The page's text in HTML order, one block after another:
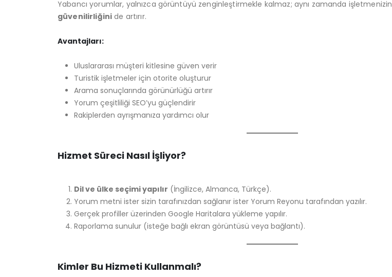
Yabancı yorumlar, yalnızca görüntüyü zenginleştirmekle kalmaz; aynı zamanda işletmenizin
güvenilirliğini de artırır.
Avantajları:
Uluslararası müşteri kitlesine güven verir
Turistik işletmeler için otorite oluşturur
Arama sonuçlarında görünürlüğü artırır
Yorum çeşitliliği SEO’yu güçlendirir
Rakiplerden ayrışmanıza yardımcı olur
Hizmet Süreci Nasıl İşliyor?
Dil ve ülke seçimi yapılır (İngilizce, Almanca, Türkçe).
Yorum metni ister sizin tarafınızdan sağlanır ister Yorum Reyonu tarafından yazılır.
Gerçek profiller üzerinden Google Haritalara yükleme yapılır.
Raporlama sunulur (isteğe bağlı ekran görüntüsü veya bağlantı).
Kimler Bu Hizmeti Kullanmalı?